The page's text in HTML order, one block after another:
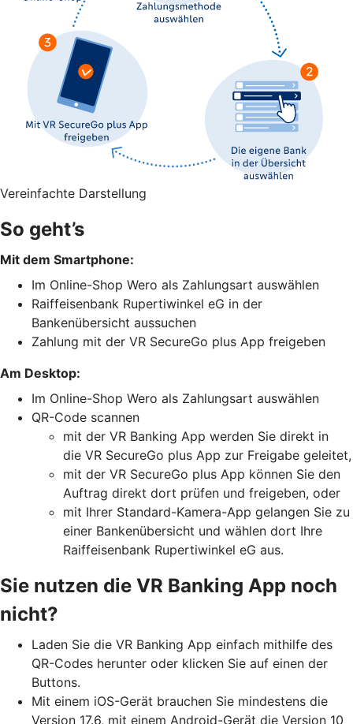
Vereinfachte Darstellung
So geht’s
Mit dem Smartphone:
Im Online-Shop Wero als Zahlungsart auswählen
Raiffeisenbank Rupertiwinkel eG in der
Bankenübersicht aussuchen
Zahlung mit der VR SecureGo plus App freigeben
Am Desktop:
Im Online-Shop Wero als Zahlungsart auswählen
QR-Code scannen
mit der VR Banking App werden Sie direkt in
die VR SecureGo plus App zur Freigabe geleitet,
mit der VR SecureGo plus App können Sie den
Auftrag direkt dort prüfen und freigeben, oder
mit Ihrer Standard-Kamera-App gelangen Sie zu
einer Bankenübersicht und wählen dort Ihre
Raiffeisenbank Rupertiwinkel eG aus.
Sie nutzen die VR Banking App noch
nicht?
Laden Sie die VR Banking App einfach mithilfe des
QR-Codes herunter oder klicken Sie auf einen der
Buttons.
Mit einem iOS-Gerät brauchen Sie mindestens die
Version 17.6, mit einem Android-Gerät die Version 10